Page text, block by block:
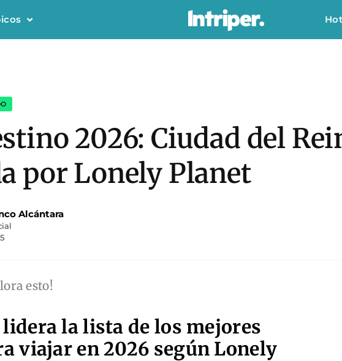
2026: Ciudad del
por Lonely Planet
Alcántara
esto!
la lista de los mejores
viajar en 2026 según Lonely